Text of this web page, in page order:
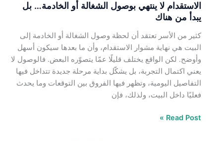
الاستقدام لا ينتهي بوصول الشغالة أو الخادمة… بل
يبدأ من هناك
كثير من الأسر تعتقد أن لحظة وصول الشغالة أو الخادمة إلى
البيت هي نهاية مشوار الاستقدام، وأن ما بعدها سيكون أسهل
وأوضح. لكن الواقع يختلف قليلًا عمّا يتصوّره البعض. فالوصول لا
يعني اكتمال التجربة، بل يشكّل بداية مرحلة جديدة تتداخل فيها
التفاصيل اليومية، وتظهر فيها الفروق بين التوقعات وما يحدث
فعليًا داخل البيت، ولذلك، فإن
هناك
Read Post »